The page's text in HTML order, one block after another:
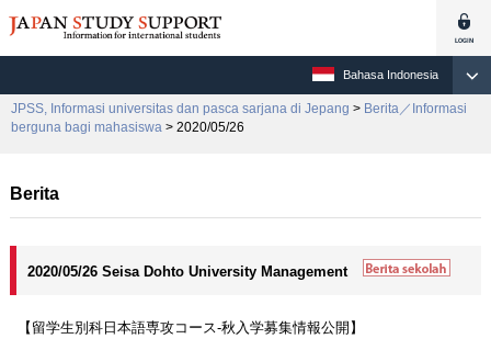
Bahasa Indonesia
JPSS, Informasi universitas dan pasca sarjana di Jepang > Berita／Informasi
berguna bagi mahasiswa > 2020/05/26
Berita
2020/05/26 Seisa Dohto University Management
【留学生別科日本語専攻コース-秋入学募集情報公開】